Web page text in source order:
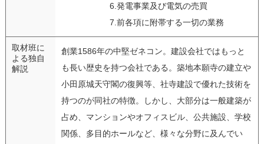
6.発電事業及び電気の売買
7.前各項に附帯する一切の業務
取材班に
よる独自
解説
創業1586年の中堅ゼネコン。建設会社ではもっと
も長い歴史を持つ会社である。築地本願寺の建立や
小田原城天守閣の復興等、社寺建設で優れた技術を
持つのが同社の特徴。しかし、大部分は一般建築が
占め、マンションやオフィスビル、公共施設、学校
関係、多目的ホールなど、様々な分野に及んでい